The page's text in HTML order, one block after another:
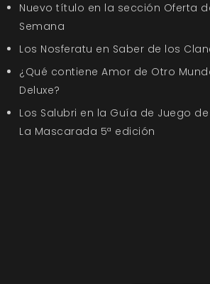
Nuevo título en la sección Oferta
Semana
Los Nosferatu en Saber de los
¿Qué contiene Amor de Otro
Deluxe?
Los Salubri en la Guía de Juego
La Mascarada 5ª edición